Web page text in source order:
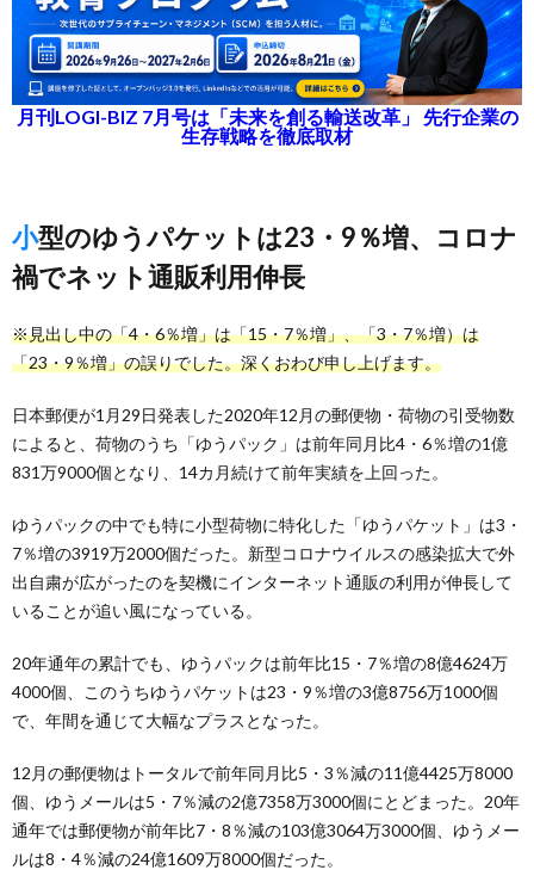
月刊LOGI-BIZ 7月号は「未来を創る輸送改革」 先行企業の
生存戦略を徹底取材
小型のゆうパケットは23・9％増、コロナ
禍でネット通販利用伸長
※見出し中の「4・6％増」は「15・7％増」、「3・7％増）は
「23・9％増」の誤りでした。深くおわび申し上げます。
日本郵便が1月29日発表した2020年12月の郵便物・荷物の引受物数
によると、荷物のうち「ゆうパック」は前年同月比4・6％増の1億
831万9000個となり、14カ月続けて前年実績を上回った。
ゆうパックの中でも特に小型荷物に特化した「ゆうパケット」は3・
7％増の3919万2000個だった。新型コロナウイルスの感染拡大で外
出自粛が広がったのを契機にインターネット通販の利用が伸長して
いることが追い風になっている。
20年通年の累計でも、ゆうパックは前年比15・7％増の8億4624万
4000個、このうちゆうパケットは23・9％増の3億8756万1000個
で、年間を通じて大幅なプラスとなった。
12月の郵便物はトータルで前年同月比5・3％減の11億4425万8000
個、ゆうメールは5・7％減の2億7358万3000個にとどまった。20年
通年では郵便物が前年比7・8％減の103億3064万3000個、ゆうメー
ルは8・4％減の24億1609万8000個だった。